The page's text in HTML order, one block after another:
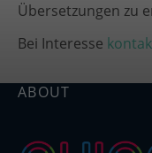
Übersetzungen zu
Bei Interesse
ABOUT